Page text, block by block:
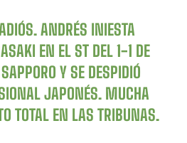
ANDRÉS INIESTA
EN EL ST DEL 1-1 DE
Y SE DESPIDIÓ
JAPONÉS. MUCHA
TOTAL EN LAS TRIBUNAS.